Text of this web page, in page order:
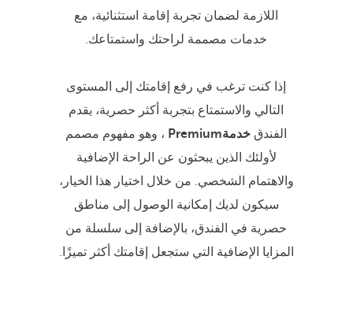
اللازمة لضمان تجربة إقامة استثنائية، مع
خدمات مصممة لراحتك واستمتاعك.
إذا كنت ترغب في رفع إقامتك إلى المستوى
التالي والاستمتاع بتجربة أكثر حصرية، يقدم
الفندق خدمةPremium
، وهو مفهوم مصمم
لأولئك الذين يبحثون عن الراحة الإضافية
والاهتمام الشخصي. من خلال اختيار هذا الخيار،
سيكون لديك إمكانية الوصول إلى مناطق
حصرية في الفندق، بالإضافة إلى سلسلة من
المزايا الإضافية التي ستجعل إقامتك أكثر تميزًا.